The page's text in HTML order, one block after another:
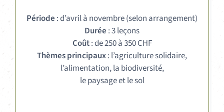
Période : d’avril à novembre (selon arrangement)
Durée : 3 leçons
Coût: de 250 à 350 CHF
Thèmes principaux: l’agriculture solidaire,
l’alimentation, la biodiversité,
le paysage et le sol